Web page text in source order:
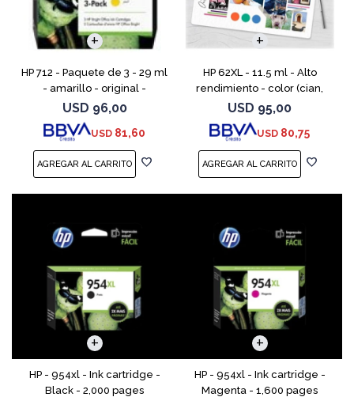
HP 712 - Paquete de 3 - 29 ml
- amarillo - original -
DesignJet - cartucho de tinta
- para DesignJet Studio, T210,
T230, T250, T
USD 96,00
USD 81,60
HP 62XL - 11.5 ml - Alto
rendimiento - color (cian,
magenta, amarillo) - original
- cartucho de tinta - para
ENVY 55XX, 56XX, 76
USD 95,00
USD 80,75
HP - 954xl - Ink cartridge -
Black - 2,000 pages
HP - 954xl - Ink cartridge -
Magenta - 1,600 pages